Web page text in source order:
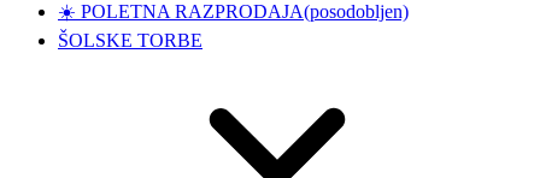
☀️ POLETNA RAZPRODAJA(posodobljen)
ŠOLSKE TORBE